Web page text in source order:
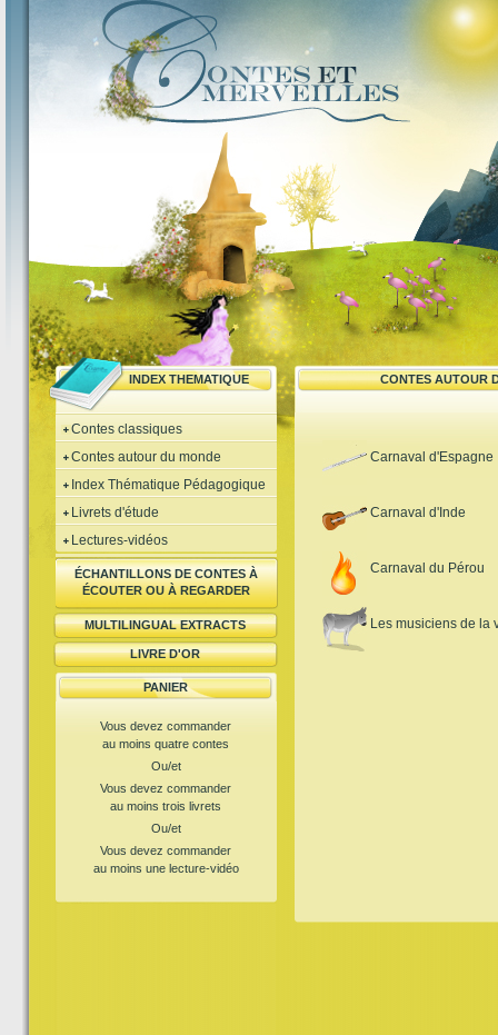
INDEX THEMATIQUE CONTES AUTOUR
Contes classiques
Contes autour du monde
Index Thématique Pédagogique
Livrets d'étude
Lectures-vidéos
ÉCHANTILLONS DE CONTES À
ÉCOUTER OU À REGARDER
MULTILINGUAL EXTRACTS
LIVRE D'OR
PANIER
Vous devez commander
au moins quatre contes
Ou/et
Vous devez commander
au moins trois livrets
Ou/et
Vous devez commander
au moins une lecture-vidéo
Carnaval d'Espagne
Carnaval d'Inde
Carnaval du Pérou
Les musiciens de la